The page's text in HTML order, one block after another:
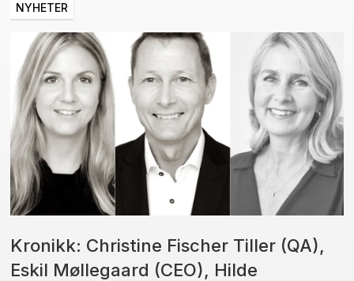
NYHETER
Kronikk: Christine Fischer Tiller (QA),
Eskil Møllegaard (CEO), Hilde